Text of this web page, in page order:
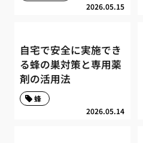
2026.05.15
自宅で安全に実施でき
る蜂の巣対策と専用薬
剤の活用法
2026.05.14
蜂